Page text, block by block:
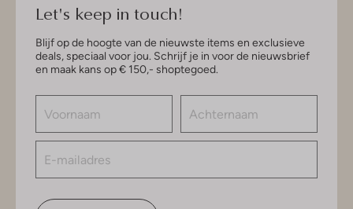
Let's keep in touch!
Blijf op de hoogte van de nieuwste items en exclusieve
deals, speciaal voor jou. Schrijf je in voor de nieuwsbrief
en maak kans op € 150,- shoptegoed.